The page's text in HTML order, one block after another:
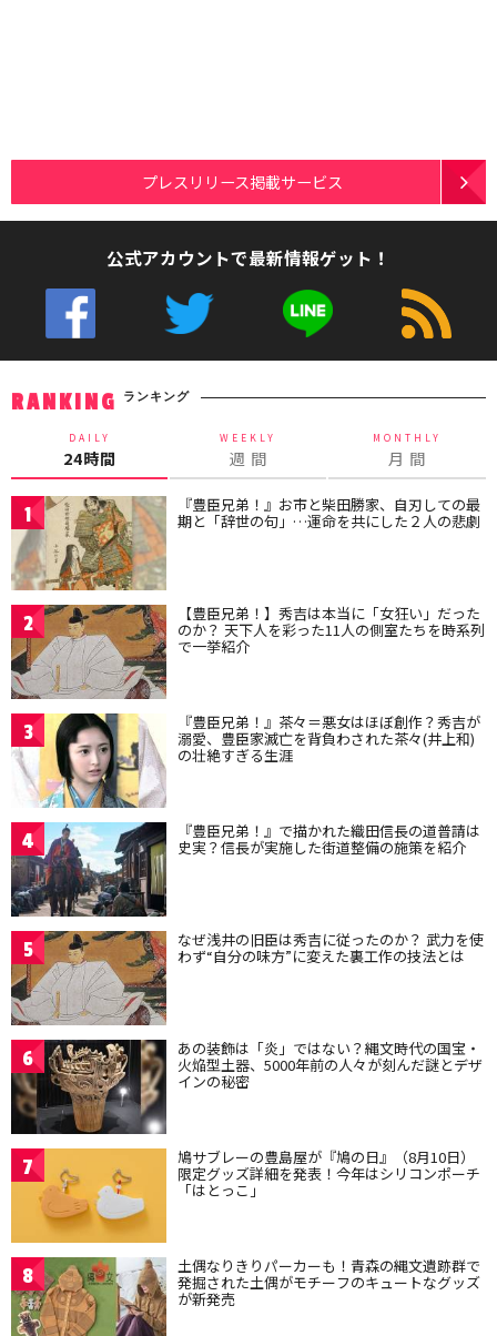
プレスリリース掲載サービス
公式アカウントで最新情報ゲット！
RANKING ランキング
DAILY
24時間
WEEKLY
週 間
MONTHLY
月 間
1 『豊臣兄弟！』お市と柴田勝家、自刃しての最
期と「辞世の句」…運命を共にした２人の悲劇
2 【豊臣兄弟！】秀吉は本当に「女狂い」だった
のか？ 天下人を彩った11人の側室たちを時系列
で一挙紹介
3 『豊臣兄弟！』茶々＝悪女はほぼ創作？秀吉が
溺愛、豊臣家滅亡を背負わされた茶々(井上和)
の壮絶すぎる生涯
4 『豊臣兄弟！』で描かれた織田信長の道普請は
史実？信長が実施した街道整備の施策を紹介
5 なぜ浅井の旧臣は秀吉に従ったのか？ 武力を使
わず“自分の味方”に変えた裏工作の技法とは
6 あの装飾は「炎」ではない？縄文時代の国宝・
火焔型土器、5000年前の人々が刻んだ謎とデザ
インの秘密
7 鳩サブレーの豊島屋が『鳩の日』（8月10日）
限定グッズ詳細を発表！今年はシリコンポーチ
「はとっこ」
8 土偶なりきりパーカーも！青森の縄文遺跡群で
発掘された土偶がモチーフのキュートなグッズ
が新発売